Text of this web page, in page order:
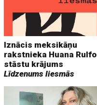
Iznācis meksikāņu
rakstnieka Huana Rulfo
stāstu krājums
Līdzenums liesmās